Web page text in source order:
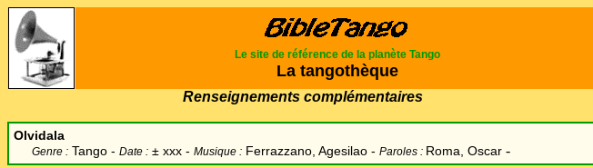
Le site de référence de la planète Tango
La tangothèque
Renseignements complémentaires
Olvidala
Genre : Tango - Date : ± xxx - Musique : Ferrazzano, Agesilao - Paroles : Roma, Oscar -